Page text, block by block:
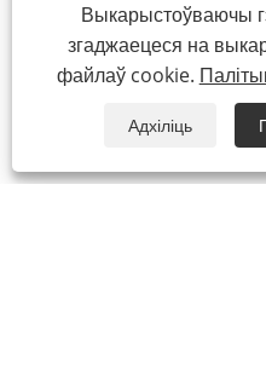
Выкарыстоўваючы
згаджаецеся на
файлаў cookie.
Адхіліць